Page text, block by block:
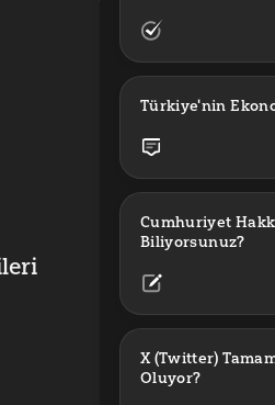
1'
Türkiye'nin
Cumhuriyet
Biliyorsunuz?
X (Twitter)
Oluyor?